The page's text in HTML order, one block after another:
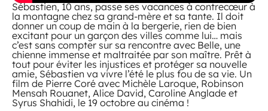
Sébastien, 10 ans, passe ses vacances à contrecœur à
la montagne chez sa grand-mère et sa tante. Il doit
donner un coup de main à la bergerie, rien de bien
excitant pour un garçon des villes comme lui… mais
c’est sans compter sur sa rencontre avec Belle, une
chienne immense et maltraitée par son maître. Prêt à
tout pour éviter les injustices et protéger sa nouvelle
amie, Sébastien va vivre l’été le plus fou de sa vie. Un
film de Pierre Coré avec Michèle Laroque, Robinson
Mensah Rouanet, Alice David, Caroline Anglade et
Syrus Shahidi, le 19 octobre au cinéma !